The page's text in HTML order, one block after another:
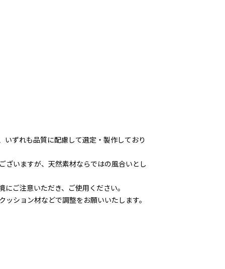
ずれも品質に配慮して選定・製作しており
ざいますが、天然素材ならではの風合いとし
ご注意いただき、ご使用ください。
ション材などで調整をお願いいたします。